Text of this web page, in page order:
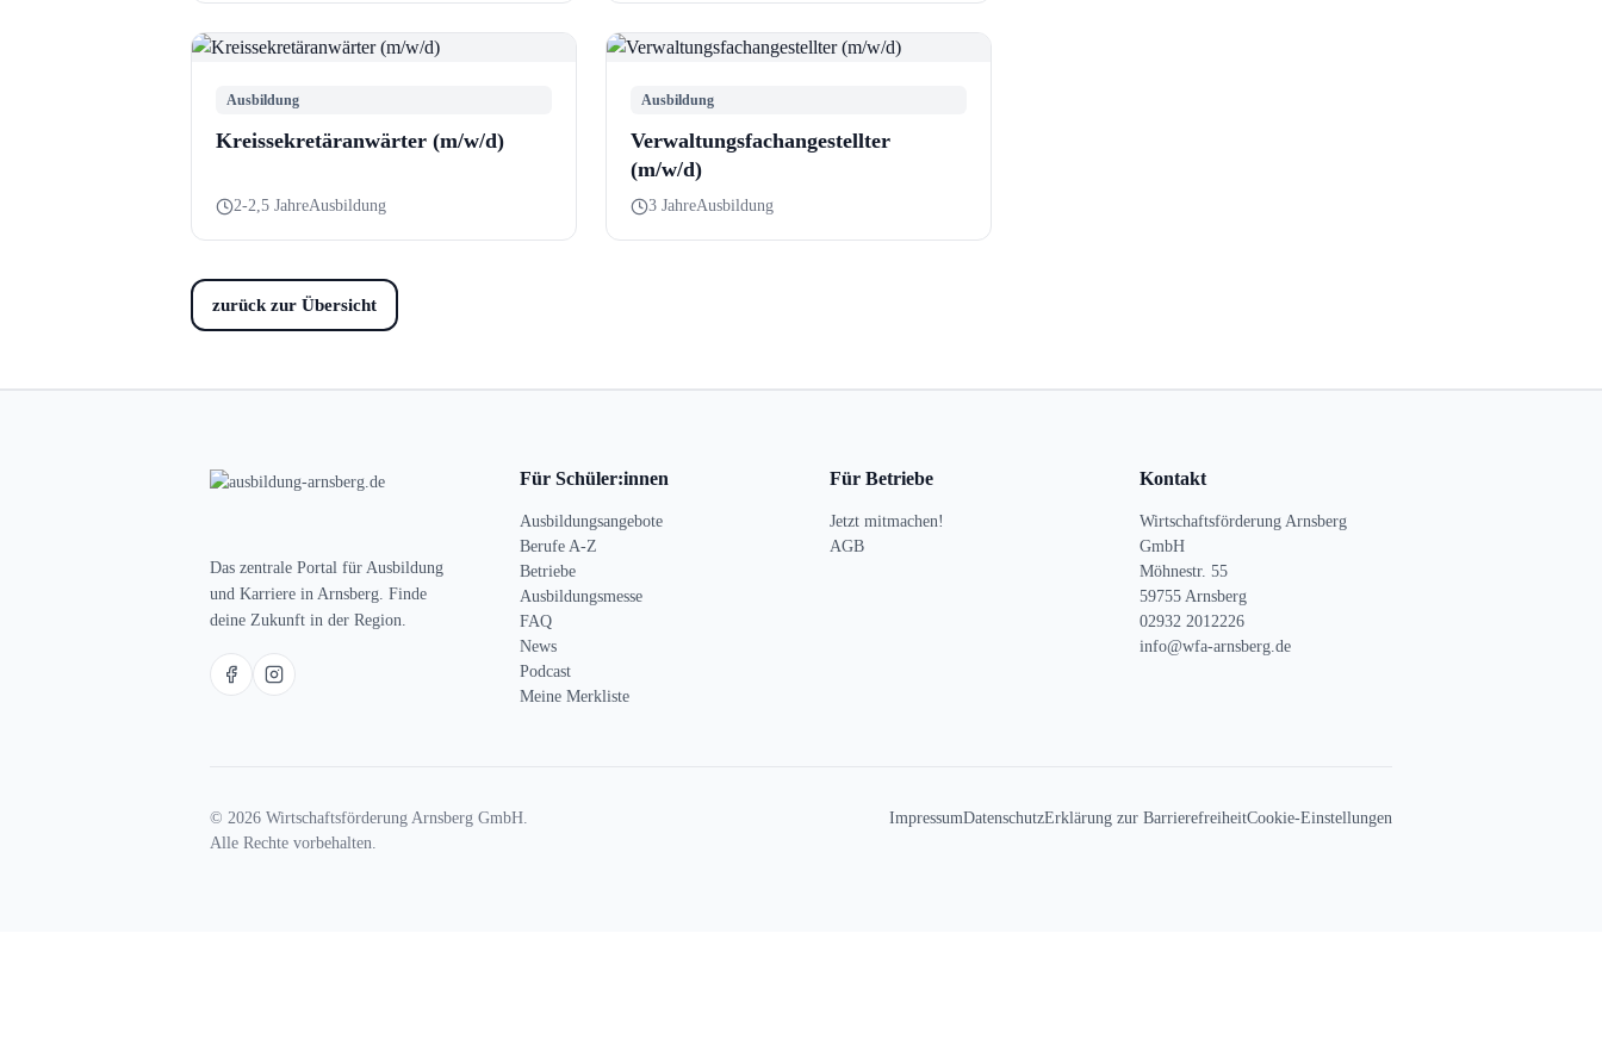
Ausbildung
Kreissekretäranwärter (m/w/d)
2-2,5 JahreAusbildung
Ausbildung
Verwaltungsfachangestellter
(m/w/d)
3 JahreAusbildung
zurück zur Übersicht
Das zentrale Portal für Ausbildung
und Karriere in Arnsberg. Finde
deine Zukunft in der Region.
Für Schüler:innen
Ausbildungsangebote
Berufe A-Z
Betriebe
Ausbildungsmesse
FAQ
News
Podcast
Meine Merkliste
Für Betriebe
Jetzt mitmachen!
AGB
Kontakt
Wirtschaftsförderung Arnsberg
GmbH
Möhnestr. 55
59755 Arnsberg
02932 2012226
info@wfa-arnsberg.de
© 2026 Wirtschaftsförderung Arnsberg GmbH.
Alle Rechte vorbehalten.
ImpressumDatenschutzErklärung zur BarrierefreiheitCookie-Einstellungen